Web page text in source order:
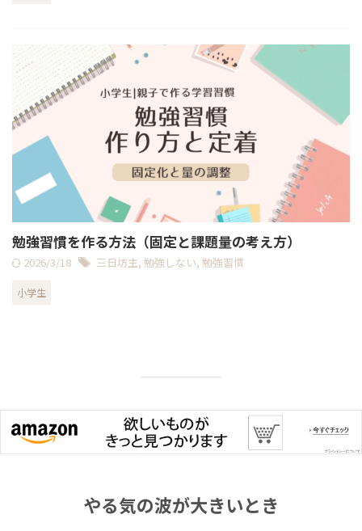
勉強習慣を作る方法（固定と課題量の考え方）
2026/3/18 三日坊主, 勉強しない, 勉強習慣
小学生
やる気の波が大きいとき